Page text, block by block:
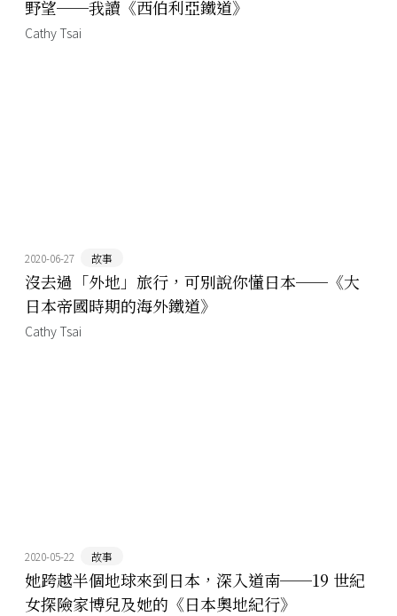
野望──我讀《西伯利亞鐵道》
Cathy Tsai
2020-06-27 故事
沒去過「外地」旅行，可別說你懂日本──《大
日本帝國時期的海外鐵道》
Cathy Tsai
2020-05-22 故事
她跨越半個地球來到日本，深入道南──19 世紀
女探險家博兒及她的《日本奧地紀行》